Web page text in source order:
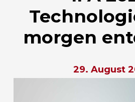
morgen
29. August